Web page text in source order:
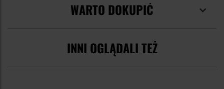
WARTO DOKUPIĆ
INNI OGLĄDALI TEŻ